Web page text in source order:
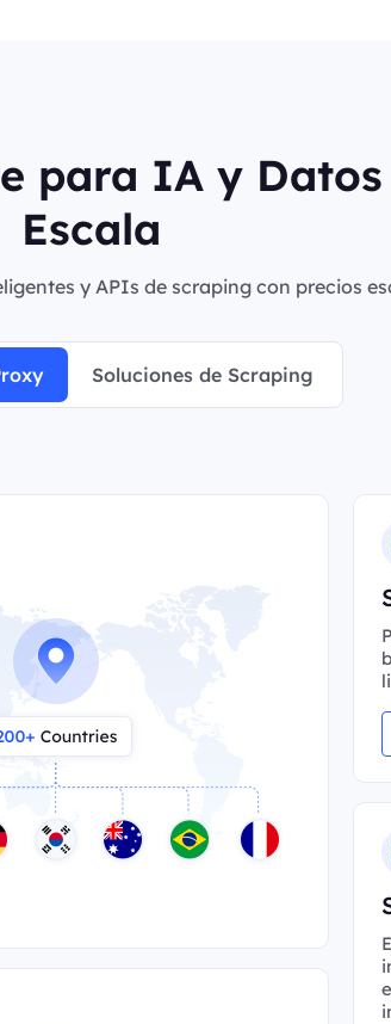
para IA y Datos
Escala
y APIs de scraping con precios
Soluciones de Scraping